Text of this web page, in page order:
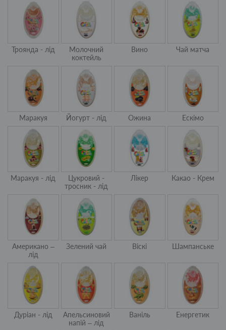
Троянда - лід
Молочний
коктейль
Вино Чай матча
Маракуя Йогурт - лід Ожина Ескімо
Маракуя - лід
Цукровий -
тросник - лід
Лікер Какао - Крем
Американо –
лід
Зелений чай Віскі Шампанське
Дуріан - лід
Апельсиновий
напій – лід
Ваніль Енергетик